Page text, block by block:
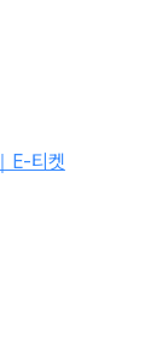
E-티켓